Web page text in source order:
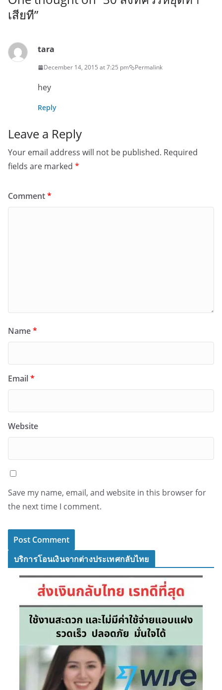
เสียที”
tara
December 14, 2015 at 7:25 pm Permalink
hey
Reply
Leave a Reply
Your email address will not be published. Required
fields are marked *
Comment*
Name*
Email*
Website
Save my name, email, and website in this browser for
the next time I comment.
บริการโอนเงินจากต่างประเทศกลับไทย